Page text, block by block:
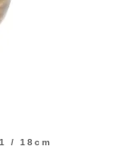
/ 18cm